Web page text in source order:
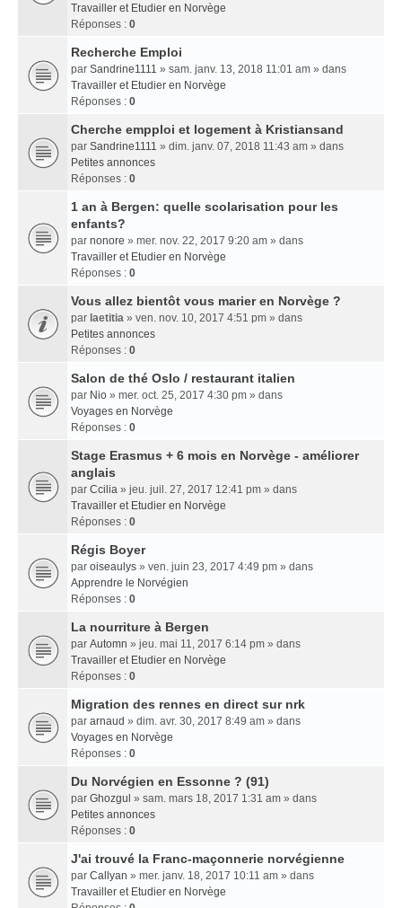
Travailler et Etudier en Norvège
Réponses : 0
Recherche Emploi
par Sandrine1111 » sam. janv. 13, 2018 11:01 am » dans
Travailler et Etudier en Norvège
Réponses : 0
Cherche empploi et logement à Kristiansand
par Sandrine1111 » dim. janv. 07, 2018 11:43 am » dans
Petites annonces
Réponses : 0
1 an à Bergen: quelle scolarisation pour les
enfants?
par nonore » mer. nov. 22, 2017 9:20 am » dans
Travailler et Etudier en Norvège
Réponses : 0
Vous allez bientôt vous marier en Norvège ?
par laetitia » ven. nov. 10, 2017 4:51 pm » dans
Petites annonces
Réponses : 0
Salon de thé Oslo / restaurant italien
par Nio » mer. oct. 25, 2017 4:30 pm » dans
Voyages en Norvège
Réponses : 0
Stage Erasmus + 6 mois en Norvège - améliorer
anglais
par Ccilia » jeu. juil. 27, 2017 12:41 pm » dans
Travailler et Etudier en Norvège
Réponses : 0
Régis Boyer
par oiseaulys » ven. juin 23, 2017 4:49 pm » dans
Apprendre le Norvégien
Réponses : 0
La nourriture à Bergen
par Automn » jeu. mai 11, 2017 6:14 pm » dans
Travailler et Etudier en Norvège
Réponses : 0
Migration des rennes en direct sur nrk
par arnaud » dim. avr. 30, 2017 8:49 am » dans
Voyages en Norvège
Réponses : 0
Du Norvégien en Essonne ? (91)
par Ghozgul » sam. mars 18, 2017 1:31 am » dans
Petites annonces
Réponses : 0
J'ai trouvé la Franc-maçonnerie norvégienne
par Callyan » mer. janv. 18, 2017 10:11 am » dans
Travailler et Etudier en Norvège